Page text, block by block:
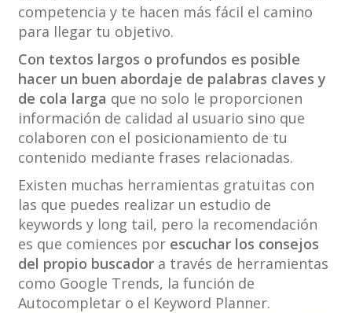
competencia y te hacen más fácil el camino
para llegar tu objetivo.
Con textos largos o profundos es posible
hacer un buen abordaje de palabras claves y
de cola larga que no solo le proporcionen
información de calidad al usuario sino que
colaboren con el posicionamiento de tu
contenido mediante frases relacionadas.
Existen muchas herramientas gratuitas con
las que puedes realizar un estudio de
keywords y long tail, pero la recomendación
es que comiences por escuchar los consejos
del propio buscadora través de herramientas
como Google Trends, la función de
Autocompletar o el Keyword Planner.